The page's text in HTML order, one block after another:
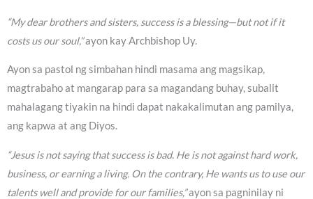
“My dear brothers and sisters, success is a blessing—but not if it
costs us our soul,”ayon kay Archbishop Uy.
Ayon sa pastol ng simbahan hindi masama ang magsikap,
magtrabaho at mangarap para sa magandang buhay, subalit
mahalagang tiyakin na hindi dapat nakakalimutan ang pamilya,
ang kapwa at ang Diyos.
“Jesus is not saying that success is bad. He is not against hard work,
business, or earning a living. On the contrary, He wants us to use our
talents well and provide for our families,”ayon sa pagninilay ni